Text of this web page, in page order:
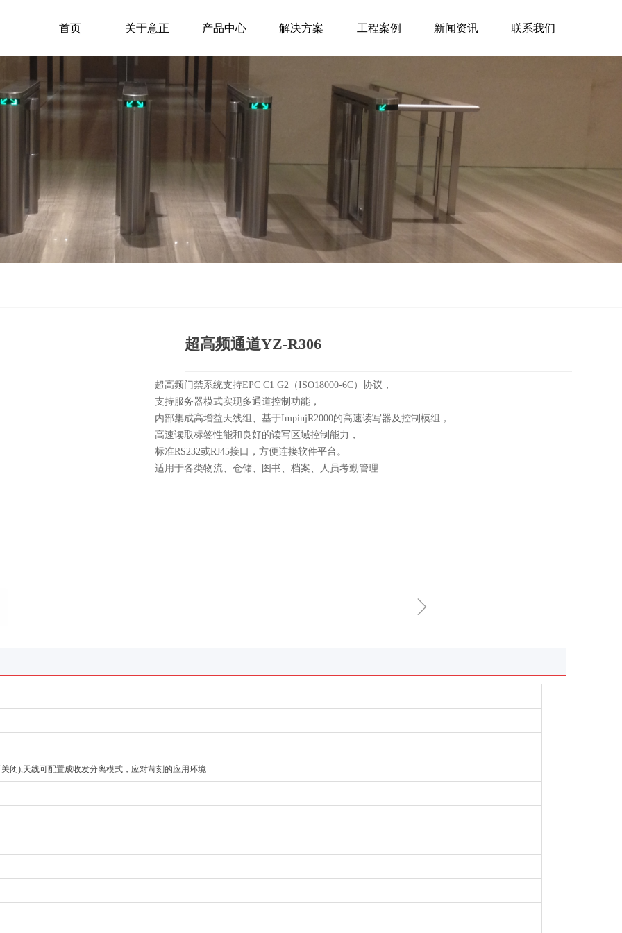
首页 关于意正 产品中心 解决方案 工程案例 新闻资讯 联系我们
ꁇ
超高频门禁系统支持EPC C1 G2（ISO18000-6C）协议，
支持服务器模式实现多通道控制功能，
内部集成高增益天线组、基于ImpinjR2000的高速读写器及控制模组，
高速读取标签性能和良好的读写区域控制能力，
标准RS232或RJ45接口，方便连接软件平台。
适用于各类物流、仓储、图书、档案、人员考勤管理
超高频通道YZ-R306
闭),天线可配置成收发分离模式，应对苛刻的应用环境